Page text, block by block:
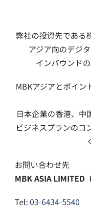
弊社の投資先である
アジア向のデジ
インバウンド
MBKアジアとポイン
日本企業の香港、中
ビジネスプランのコ
お問い合わせ先
MBK ASIA LIMITED
Tel:03-6434-5540